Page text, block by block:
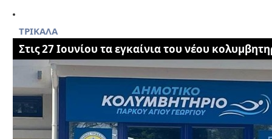
ΤΡΙΚΑΛΑ
Στις 27 Ιουνίου τα εγκαίνια του νέου